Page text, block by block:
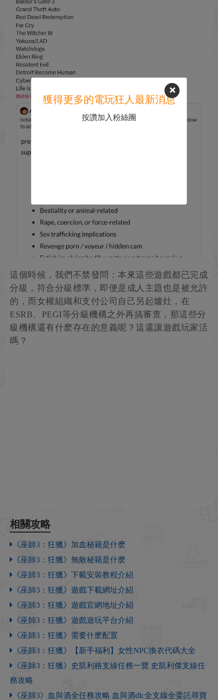
這個時候，我們不禁發問：本來這些遊戲都已完成
分級，符合分級標準，即便是成人主題也是被允許
的，而女權組織和支付公司自己另起爐灶，在
ESRB、PEGI等分級機構之外再搞審查，那這些分
級機構還有什麽存在的意義呢？這還讓遊戲玩家活
嗎？
相關攻略
《巫師3：狂獵》加血秘籍是什麽
《巫師3：狂獵》無敵秘籍是什麽
《巫師3：狂獵》下載安裝教程介紹
《巫師3：狂獵》遊戲下載網址介紹
《巫師3：狂獵》遊戲官網地址介紹
《巫師3：狂獵》遊戲遊玩平台介紹
《巫師3：狂獵》需要什麽配置
《巫師3：狂獵》【新手福利】女性NPC換衣代碼大全
《巫師3：狂獵》史凱利格支線任務一覽 史凱利傑支線任
務攻略
《巫師3》血與酒全任務攻略 血與酒dlc全支線全委託尋寶
獲得更多的電玩狂人最新消息
按讚加入粉絲團